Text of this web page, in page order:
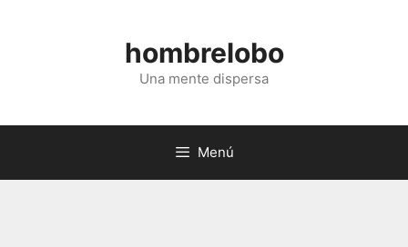
hombrelobo
Una mente dispersa
Menú